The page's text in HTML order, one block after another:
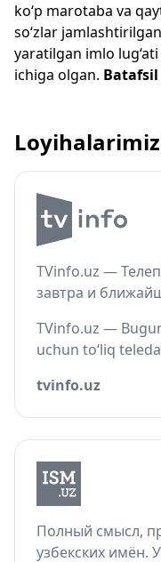
ko‘p marotaba va
so‘zlar
yaratilgan imlo lug‘ati
ichiga olgan.
Loyihalarimiz
TVinfo.uz —
завтра и
TVinfo.uz —
uchun to‘liq
tvinfo.uz
Полный смысл,
узбекских имён.